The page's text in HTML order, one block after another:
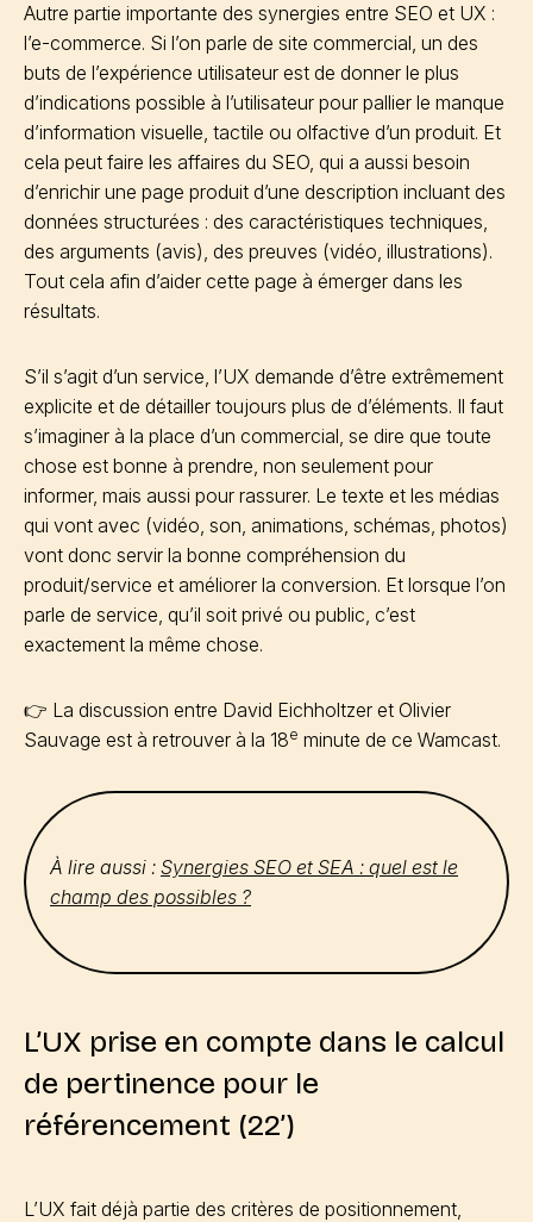
Autre partie importante des synergies entre SEO et UX :
l’e-commerce. Si l’on parle de site commercial, un des
buts de l’expérience utilisateur est de donner le plus
d’indications possible à l’utilisateur pour pallier le manque
d’information visuelle, tactile ou olfactive d’un produit. Et
cela peut faire les affaires du SEO, qui a aussi besoin
d’enrichir une page produit d’une description incluant des
données structurées : des caractéristiques techniques,
des arguments (avis), des preuves (vidéo, illustrations).
Tout cela afin d’aider cette page à émerger dans les
résultats.
S’il s’agit d’un service, l’UX demande d’être extrêmement
explicite et de détailler toujours plus de d’éléments. Il faut
s’imaginer à la place d’un commercial, se dire que toute
chose est bonne à prendre, non seulement pour
informer, mais aussi pour rassurer. Le texte et les médias
qui vont avec (vidéo, son, animations, schémas, photos)
vont donc servir la bonne compréhension du
produit/service et améliorer la conversion. Et lorsque l’on
parle de service, qu’il soit privé ou public, c’est
exactement la même chose.
👉 La discussion entre David Eichholtzer et Olivier
Sauvage est à retrouver à la 18e minute de ce Wamcast.
À lire aussi : Synergies SEO et SEA : quel est le
champ des possibles ?
L’UX prise en compte dans le calcul
de pertinence pour le
référencement (22’)
L’UX fait déjà partie des critères de positionnement,